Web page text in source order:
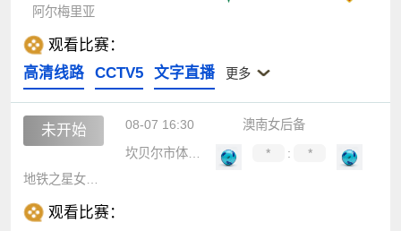
阿尔梅里亚
观看比赛：
高清线路
CCTV5 文字直播 更多
未开始 08-07 16:30
澳南女后备
坎贝尔市体育馆女足后备队
* :
*
观看比赛：